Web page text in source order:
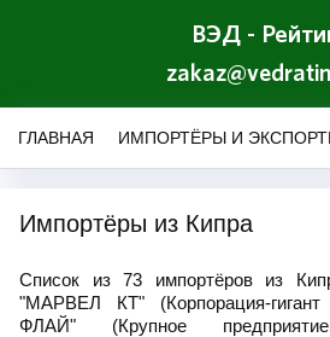
ВЭД -
ГЛАВНАЯ ИМПОРТЁРЫ И
Импортёры из Кипра
Список из 73 импортёров из
"МАРВЕЛ КТ" (Корпорация-
ФЛАЙ" (Крупное